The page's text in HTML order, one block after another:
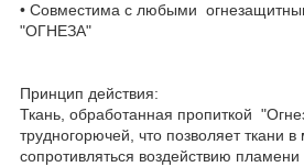
• Совместима с любыми
"ОГНЕЗА"
Принцип действия:
Ткань, обработанная пропиткой
трудногорючей, что позволяет ткани
сопротивляться воздействию